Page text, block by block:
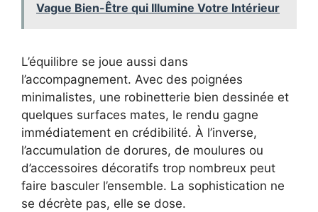
Vague Bien-Être qui Illumine Votre Intérieur
L’équilibre se joue aussi dans
l’accompagnement. Avec des poignées
minimalistes, une robinetterie bien dessinée et
quelques surfaces mates, le rendu gagne
immédiatement en crédibilité. À l’inverse,
l’accumulation de dorures, de moulures ou
d’accessoires décoratifs trop nombreux peut
faire basculer l’ensemble. La sophistication ne
se décrète pas, elle se dose.